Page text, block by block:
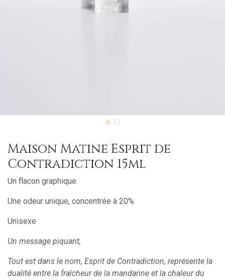
Maison Matine Esprit de
Contradiction 15ml
Un flacon graphique
Une odeur unique, concentrée à 20%
Unisexe
Un message piquant,
Tout est dans le nom, Esprit de Contradiction, représente la
dualité entre la fraîcheur de la mandarine et la chaleur du